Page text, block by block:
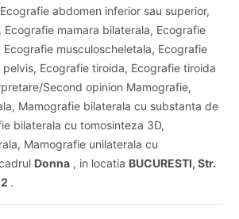
abdomen inferior sau superior,
Ecografie mamara bilaterala, Ecografie
Ecografie musculoscheletala, Ecografie
Ecografie tiroida, Ecografie tiroida
Second opinion Mamografie,
Mamografie bilaterala cu substanta de
bilaterala cu tomosinteza 3D,
Mamografie unilaterala cu
Donna , in locatia BUCURESTI, Str.
.